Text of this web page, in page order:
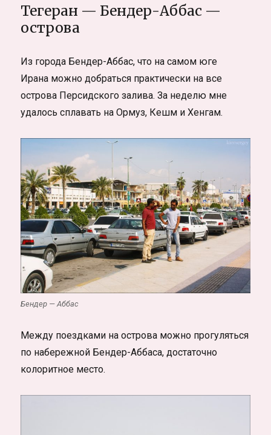
Тегеран — Бендер-Аббас —
острова
Из города Бендер-Аббас, что на самом юге
Ирана можно добраться практически на все
острова Персидского залива. За неделю мне
удалось сплавать на Ормуз, Кешм и Хенгам.
Бендер — Аббас
Между поездками на острова можно прогуляться
по набережной Бендер-Аббаса, достаточно
колоритное место.